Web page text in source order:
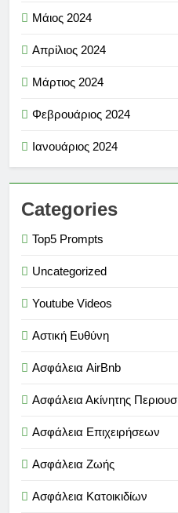
Μάιος 2024
Απρίλιος 2024
Μάρτιος 2024
Φεβρουάριος 2024
Ιανουάριος 2024
Categories
Top5 Prompts
Uncategorized
Youtube Videos
Αστική Ευθύνη
Ασφάλεια AirBnb
Ασφάλεια Ακίνητης
Ασφάλεια Επιχειρήσεων
Ασφάλεια Ζωής
Ασφάλεια Κατοικιδίων